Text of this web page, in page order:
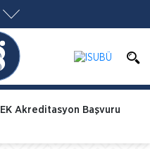
Akreditasyon Başvuru